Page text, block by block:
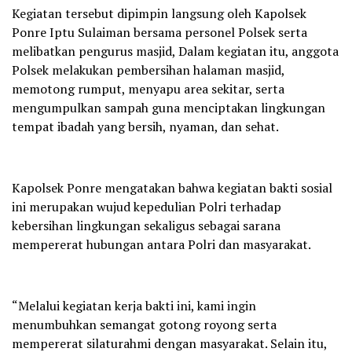
‎Kegiatan tersebut dipimpin langsung oleh Kapolsek
Ponre Iptu Sulaiman bersama personel Polsek serta
melibatkan pengurus masjid, Dalam kegiatan itu, anggota
Polsek melakukan pembersihan halaman masjid,
memotong rumput, menyapu area sekitar, serta
mengumpulkan sampah guna menciptakan lingkungan
tempat ibadah yang bersih, nyaman, dan sehat.
‎Kapolsek Ponre mengatakan bahwa kegiatan bakti sosial
ini merupakan wujud kepedulian Polri terhadap
kebersihan lingkungan sekaligus sebagai sarana
mempererat hubungan antara Polri dan masyarakat.
‎“Melalui kegiatan kerja bakti ini, kami ingin
menumbuhkan semangat gotong royong serta
mempererat silaturahmi dengan masyarakat. Selain itu,